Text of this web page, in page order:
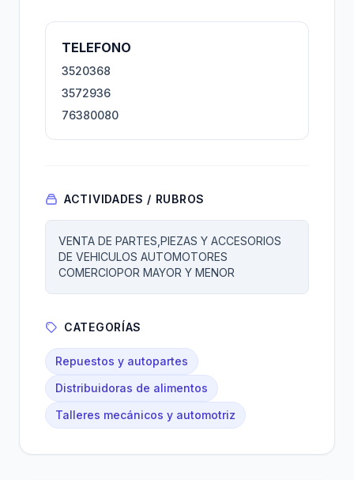
TELEFONO
3520368
3572936
76380080
ACTIVIDADES / RUBROS
VENTA DE PARTES,PIEZAS Y ACCESORIOS
DE VEHICULOS AUTOMOTORES
COMERCIOPOR MAYOR Y MENOR
CATEGORÍAS
Repuestos y autopartes
Distribuidoras de alimentos
Talleres mecánicos y automotriz